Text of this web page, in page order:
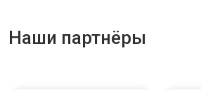
Наши партнёры